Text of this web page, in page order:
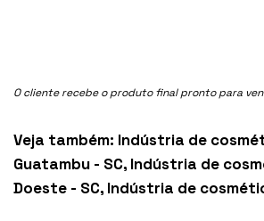
O cliente recebe o produto final pronto para
Veja também: Indústria de
Guatambu - SC, Indústria de
Doeste - SC, Indústria de